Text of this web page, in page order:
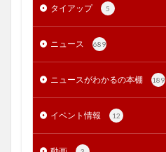
タイアップ 5
ニュース 689
ニュースがわかるの本棚 189
イベント情報 12